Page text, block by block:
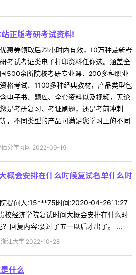
正版考研考试资料!
优惠券领取后72小时内有效，10万种最新考
研考试考证类电子打印资料任你选。涵盖全
国500余所院校考研专业课、200多种职业
资格考试、1100多种经典教材，产品类型包
含电子书、题库、全套资料以及视频，无论
您是考研复习、考证刷题，还是考前冲刺
等，不同类型的产品可满足您学习上的不同
佰分学习网 2022-09-19
概会安排在什么时候复试名单什么时
提问人:15***75时间:2020-04-2611:27
校经济学院复试时间大概会安排在什么时
回复内容:要过了五一以后才出了。 ...
浙江大学 2022-10-28
什么